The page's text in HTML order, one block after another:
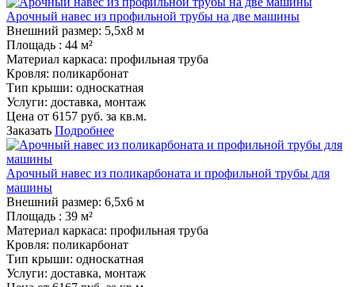
Арочный навес из профильной трубы на две машины
Внешний размер: 5,5х8 м
Площадь : 44 м²
Материал каркаса: профильная труба
Кровля: поликарбонат
Тип крыши: односкатная
Услуги: доставка, монтаж
Цена от 6157 руб. за кв.м.
Заказать Подробнее
Арочный навес из поликарбоната и профильной трубы для
машины
Внешний размер: 6,5х6 м
Площадь : 39 м²
Материал каркаса: профильная труба
Кровля: поликарбонат
Тип крыши: односкатная
Услуги: доставка, монтаж